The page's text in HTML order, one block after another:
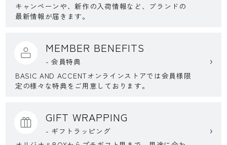
キャンペーンや、新作の入荷情報など、ブランドの
最新情報が届きます。
MEMBER BENEFITS
- 会員特典
BASIC AND ACCENTオンラインストアでは会員様限
定の様々な特典をご用意しております。
GIFT WRAPPING
- ギフトラッピング